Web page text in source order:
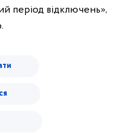
період відключень»,